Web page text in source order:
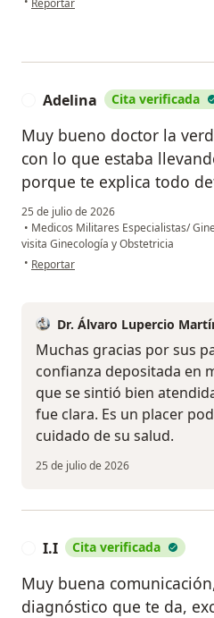
Adelina Cita verificada
Muy bueno doctor la
con lo que estaba
porque te explica todo
25 de julio de 2026
• Medicos Militares Especialistas/
visita Ginecología y Obstetricia
• en opinión del usuario Adelina
Reportar
Dr. Álvaro Lupercio
Muchas gracias por sus
confianza depositada en
que se sintió bien
fue clara. Es un placer
cuidado de su salud.
25 de julio de 2026
I.I Cita verificada
Muy buena
diagnóstico que te da,